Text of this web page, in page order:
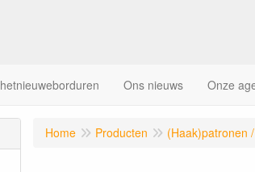
hetnieuweborduren Ons nieuws Onze
Home Producten (Haak)patronen